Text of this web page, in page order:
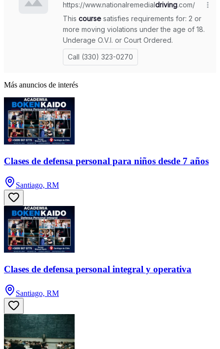
Más anuncios de interés
Clases de defensa personal para niños desde 7 años
Santiago, RM
Clases de defensa personal integral y operativa
Santiago, RM